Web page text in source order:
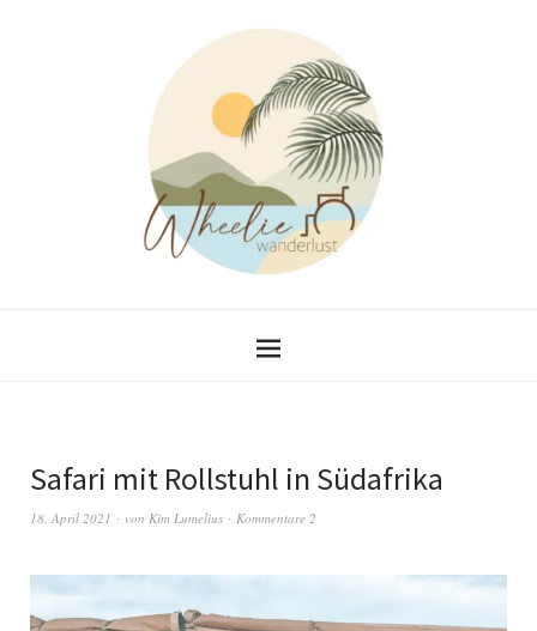
Safari mit Rollstuhl in Südafrika
18. April 2021 von Kim Lumelius Kommentare 2